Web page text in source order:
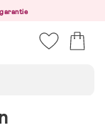
dem Feiertag